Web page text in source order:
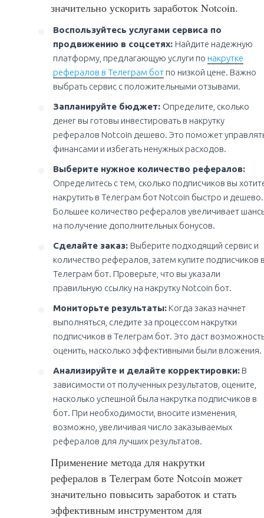
значительно ускорить заработок Notcoin.
Воспользуйтесь услугами сервиса по
продвижению в соцсетях: Найдите надежную
платформу, предлагающую услуги по накрутке
рефералов в Телеграм бот по низкой цене. Важно
выбрать сервис с положительными отзывами.
Запланируйте бюджет: Определите, сколько
денег вы готовы инвестировать в накрутку
рефералов Notcoin дешево. Это поможет
финансами и избегать ненужных расходов.
Выберите нужное количество рефералов:
Определитесь с тем, сколько подписчиков вы
накрутить в Телеграм бот Notcoin быстро и дешево.
Большее количество рефералов увеличивает
на получение дополнительных бонусов.
Сделайте заказ: Выберите подходящий сервис и
количество рефералов, затем купите подписчиков
Телеграм бот. Проверьте, что вы указали
правильную ссылку на накрутку Notcoin бот.
Мониторьте результаты: Когда заказ начнет
выполняться, следите за процессом накрутки
подписчиков в Телеграм бот. Это даст
оценить, насколько эффективными были вложения.
Анализируйте и делайте корректировки: В
зависимости от полученных результатов, оцените,
насколько успешной была накрутка подписчиков в
бот. При необходимости, вносите изменения,
возможно, увеличивая число заказываемых
рефералов для лучших результатов.
Применение метода для накрутки
рефералов в Телеграм боте Notcoin может
значительно повысить заработок и стать
эффективным инструментом для